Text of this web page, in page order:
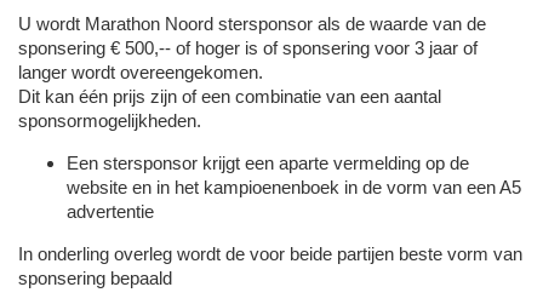
U wordt Marathon Noord stersponsor als de waarde van de
sponsering € 500,-- of hoger is of sponsering voor 3 jaar of
langer wordt overeengekomen.
Dit kan één prijs zijn of een combinatie van een aantal
sponsormogelijkheden.
Een stersponsor krijgt een aparte vermelding op de
website en in het kampioenenboek in de vorm van een A5
advertentie
In onderling overleg wordt de voor beide partijen beste vorm van
sponsering bepaald